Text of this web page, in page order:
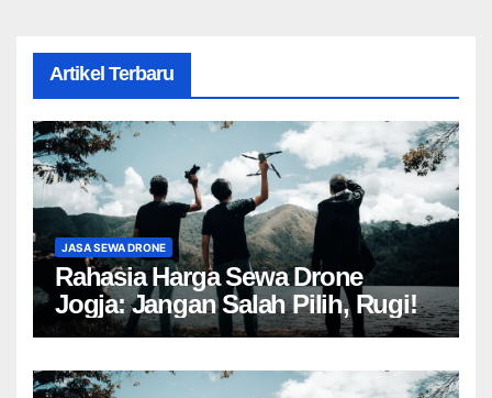
Artikel Terbaru
JASA SEWA DRONE
Rahasia Harga Sewa Drone
Jogja: Jangan Salah Pilih, Rugi!